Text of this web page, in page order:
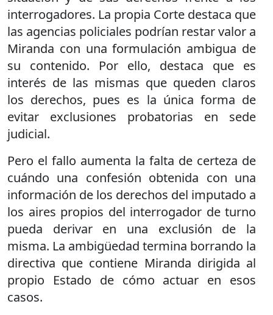
interrogadores. La propia Corte destaca que
las agencias policiales podrían restar valor a
Miranda con una formulación ambigua de
su contenido. Por ello, destaca que es
interés de las mismas que queden claros
los derechos, pues es la única forma de
evitar exclusiones probatorias en sede
judicial.
Pero el fallo aumenta la falta de certeza de
cuándo una confesión obtenida con una
información de los derechos del imputado a
los aires propios del interrogador de turno
pueda derivar en una exclusión de la
misma. La ambigüedad termina borrando la
directiva que contiene Miranda dirigida al
propio Estado de cómo actuar en esos
casos.